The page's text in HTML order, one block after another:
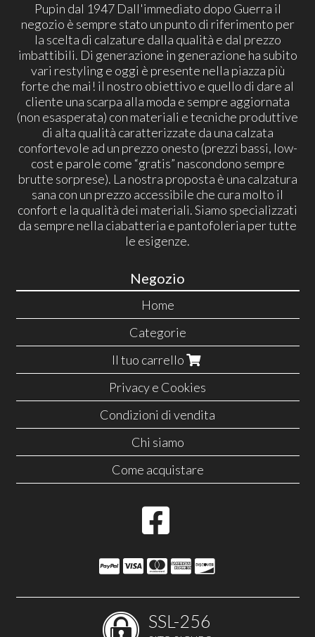
Pupin dal 1947 Dall'immediato dopo Guerra il
negozio è sempre stato un punto di riferimento per
la scelta di calzature dalla qualità e dal prezzo
imbattibili. Di generazione in generazione ha subito
vari restyling e oggi è presente nella piazza più
forte che mai! il nostro obiettivo e quello di dare al
cliente una scarpa alla moda e sempre aggiornata
(non esasperata) con materiali e tecniche produttive
di alta qualità caratterizzate da una calzata
confortevole ad un prezzo onesto (prezzi bassi, low-
cost e parole come “gratis” nascondono sempre
brutte sorprese). La nostra proposta è una calzatura
sana con un prezzo accessibile che cura molto il
confort e la qualità dei materiali. Siamo specializzati
da sempre nella ciabatteria e pantofoleria per tutte
le esigenze.
Negozio
Home
Categorie
Il tuo carrello
Privacy e Cookies
Condizioni di vendita
Chi siamo
Come acquistare
SSL-256